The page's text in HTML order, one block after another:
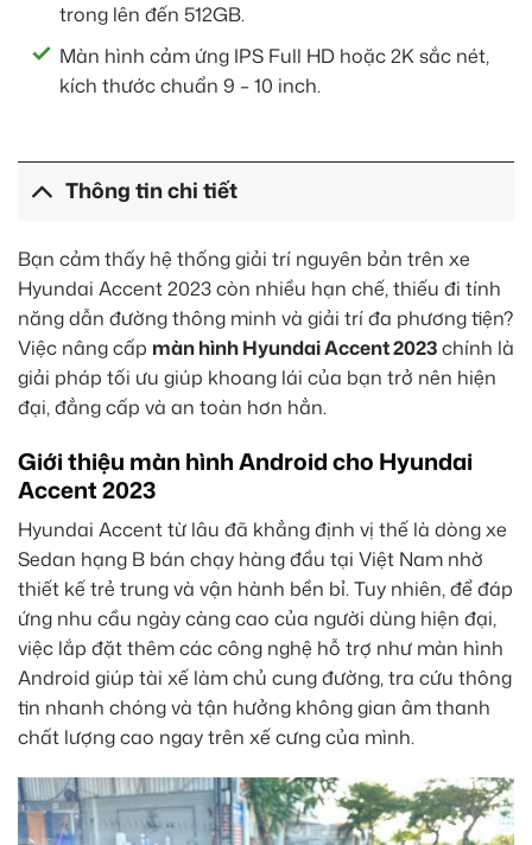
trong lên đến 512GB.
Màn hình cảm ứng IPS Full HD hoặc 2K sắc nét,
kích thước chuẩn 9 – 10 inch.
Thông tin chi tiết
Bạn cảm thấy hệ thống giải trí nguyên bản trên xe
Hyundai Accent 2023 còn nhiều hạn chế, thiếu đi tính
năng dẫn đường thông minh và giải trí đa phương tiện?
Việc nâng cấp màn hình Hyundai Accent 2023chính là
giải pháp tối ưu giúp khoang lái của bạn trở nên hiện
đại, đẳng cấp và an toàn hơn hẳn.
Giới thiệu màn hình Android cho Hyundai
Accent 2023
Hyundai Accent từ lâu đã khẳng định vị thế là dòng xe
Sedan hạng B bán chạy hàng đầu tại Việt Nam nhờ
thiết kế trẻ trung và vận hành bền bỉ. Tuy nhiên, để đáp
ứng nhu cầu ngày càng cao của người dùng hiện đại,
việc lắp đặt thêm các công nghệ hỗ trợ như màn hình
Android giúp tài xế làm chủ cung đường, tra cứu thông
tin nhanh chóng và tận hưởng không gian âm thanh
chất lượng cao ngay trên xế cưng của mình.